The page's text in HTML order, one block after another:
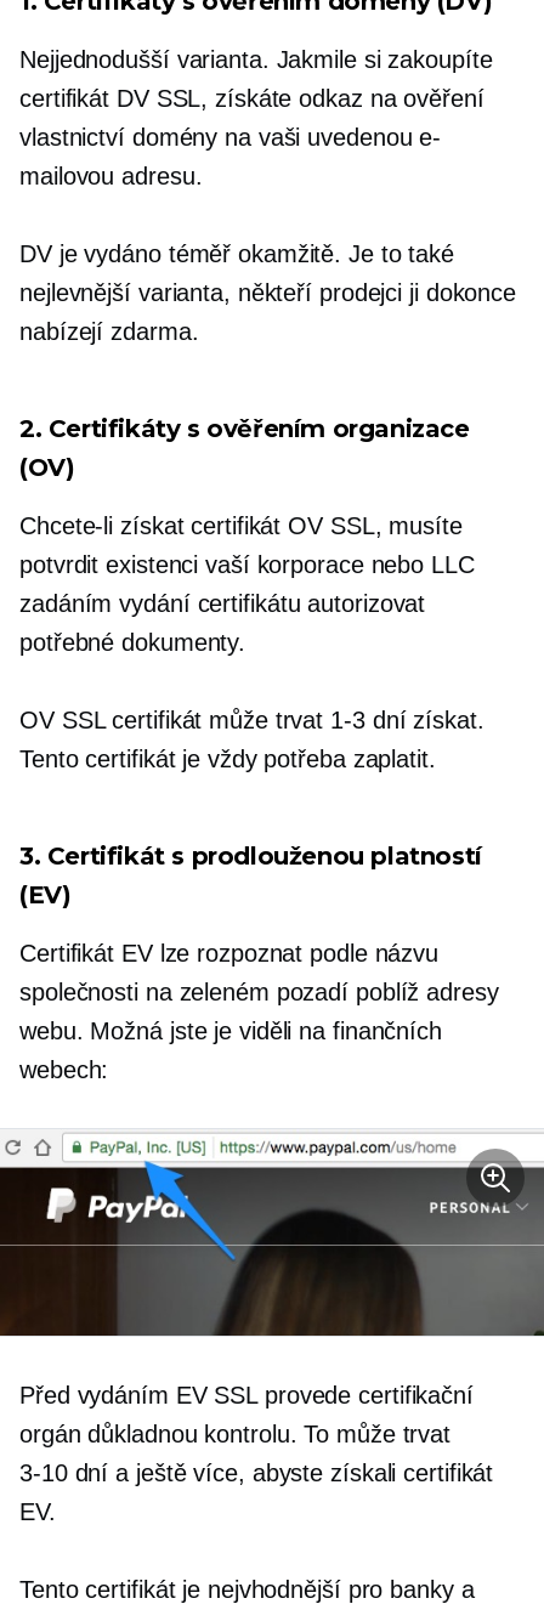
Nejjednodušší varianta. Jakmile si zakoupíte
certifikát DV SSL, získáte odkaz na ověření
vlastnictví domény na vaši uvedenou e-
mailovou adresu.
DV je vydáno téměř okamžitě. Je to také
nejlevnější varianta, někteří prodejci ji dokonce
nabízejí zdarma.
2. Certifikáty s ověřením organizace
(OV)
Chcete-li získat certifikát OV SSL, musíte
potvrdit existenci vaší korporace nebo LLC
zadánímvydání certifikátu autorizovat
potřebné dokumenty.
OV SSL certifikát může trvat 1-3dní získat.
Tento certifikát je vždy potřeba zaplatit.
3. Certifikát s prodlouženou platností
(EV)
Certifikát EV lze rozpoznat podle názvu
společnosti na zeleném pozadí poblíž adresy
webu. Možná jste je viděli na finančních
webech:
Před vydáním EV SSL provede certifikační
orgán důkladnou kontrolu. To může trvat
3-10 dní a ještě více, abyste získali certifikát
EV.
Tento certifikát je nejvhodnější pro banky a